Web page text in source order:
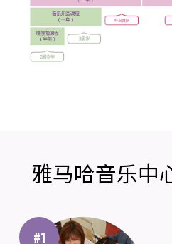
雅马哈音乐中
#1